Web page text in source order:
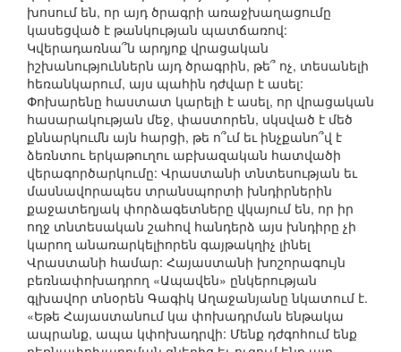
խոսում են, որ այդ ծրագրի առաջխաղացումը
կասեցված է թանկության պատճառով:
Կվերադառնա՞ն արդյոք վրացական
իշխանություններն այդ ծրագրին, թե՞ ոչ, տեսանելի
հեռանկարում, այս պահին դժվար է ասել:
Փոխարենը հաստատ կարելի է ասել, որ վրացական
հասարակության մեջ, փաստորեն, սկսված է մեծ
քննարկումն այն հարցի, թե ո՞ւմ եւ ինչքանո՞վ է
ձեռնտու երկաթուղու աբխազական հատվածի
վերագործարկումը: Վրաստանի տնտեսության եւ
մասնավորապես տրանսպորտի խնդիրներին
քաջատեղյակ փորձագետները վկայում են, որ իր
ողջ տնտեսական շահով հանդերձ այս խնդիրը չի
կարող անառարկելիորեն գայթակղիչ լինել
Վրաստանի համար: Հայաստանի խոշորագույն
բեռնափոխադրող «Ապավեն» ընկերության
գլխավոր տնօրեն Գագիկ Աղաջանյանը նկատում է.
«Եթե Հայաստանում կա փոխադրման ենթակա
ապրանք, ապա կփոխադրվի: Մենք դժգոհում ենք